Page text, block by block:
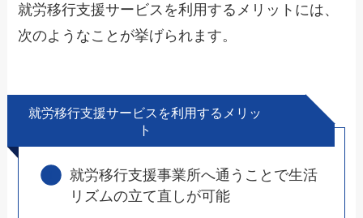
就労移行支援サービスを利用するメリットには、
次のようなことが挙げられます。
就労移行支援サービスを利用するメリッ
ト
就労移行支援事業所へ通うことで生活
リズムの立て直しが可能